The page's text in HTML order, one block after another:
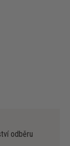
odběru